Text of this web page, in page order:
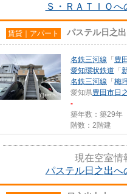
Ｓ・ＲＡＴＩＯ
賃貸｜アパート パステル日之出
名鉄三河線 「 豊
愛知環状鉄道 「
名鉄三河線 「 梅
愛知県豊田市日
-
築年数：築29年
階数：2階建
現在空室情
パステル日之出へ